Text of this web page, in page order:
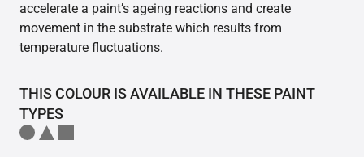
accelerate a paint’s ageing reactions and create
movement in the substrate which results from
temperature fluctuations.
THIS COLOUR IS AVAILABLE IN THESE PAINT
TYPES